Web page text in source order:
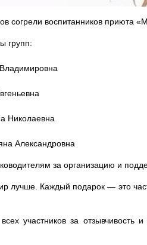
согрели воспитанников приюта
групп:
Николаевна
Александровна
за организацию и
лучше. Каждый подарок — это
участников за